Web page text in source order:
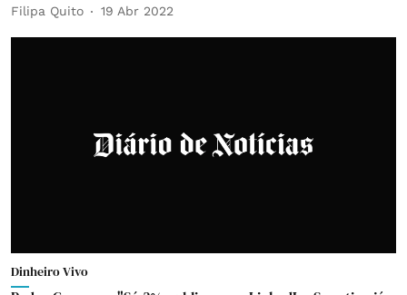
Filipa Quito 19 Abr 2022
Dinheiro Vivo